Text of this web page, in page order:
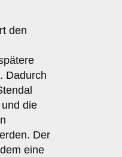
den
Dadurch
die
Der
eine